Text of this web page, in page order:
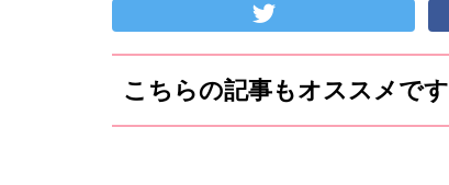
こちらの記事もオススメです